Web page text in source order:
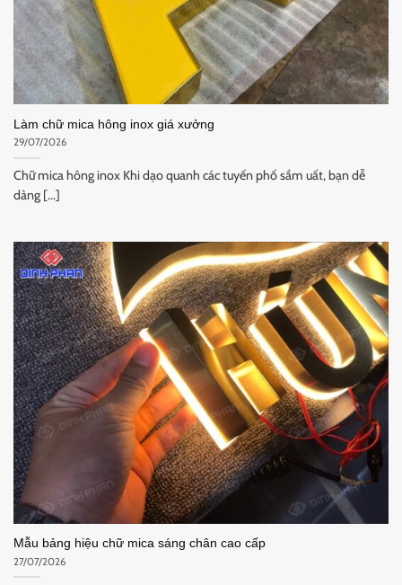
Làm chữ mica hông inox giá xưởng
29/07/2026
Chữ mica hông inox Khi dạo quanh các tuyến phố sầm uất, bạn dễ
dàng [...]
Mẫu bảng hiệu chữ mica sáng chân cao cấp
27/07/2026